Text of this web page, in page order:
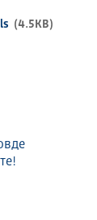
(4.5KB)